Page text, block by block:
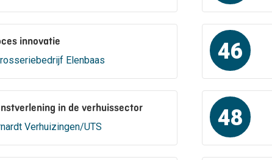
innovatie
Elenbaas 46
in de verhuissector
Verhuizingen/UTS 48